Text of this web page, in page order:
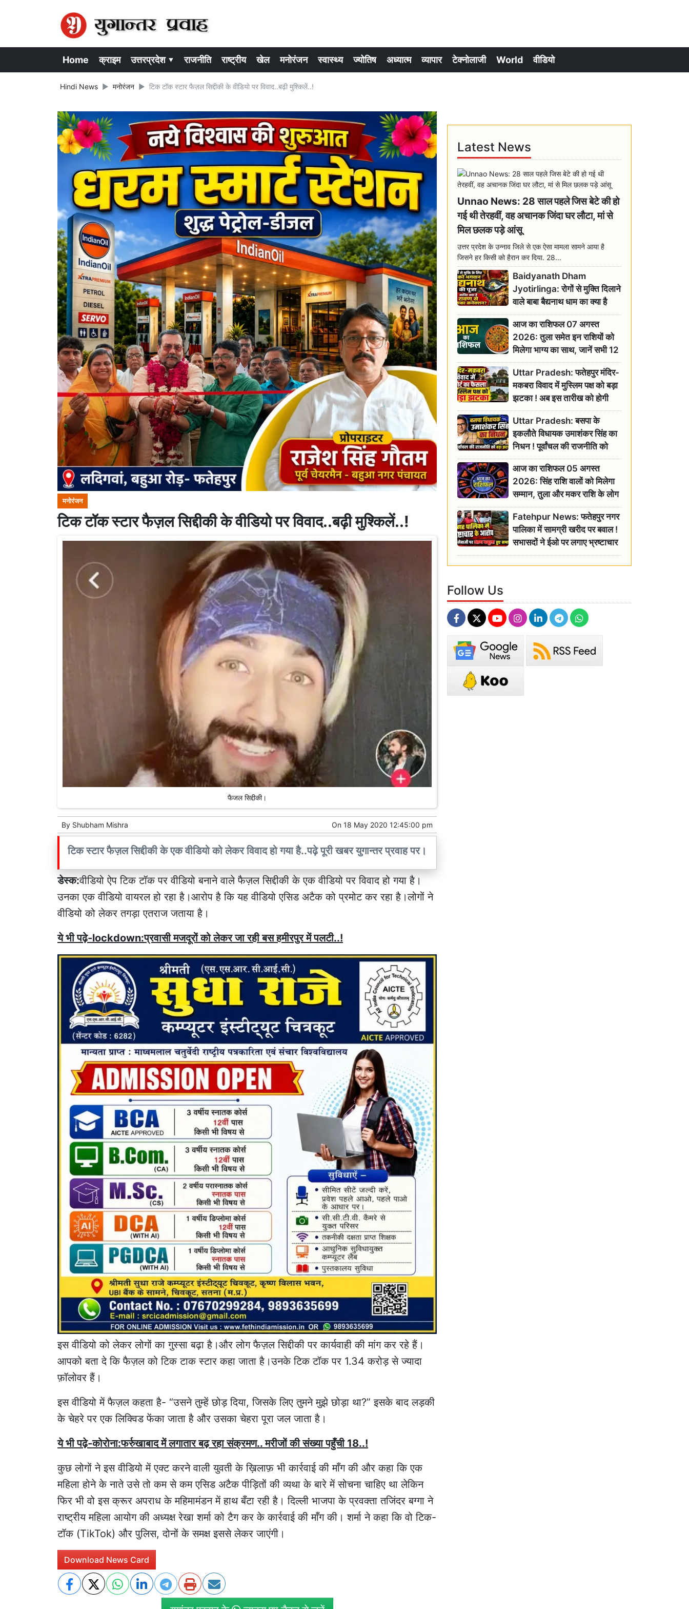
Home क्राइम उत्तरप्रदेश ▾ राजनीति राष्ट्रीय खेल मनोरंजन स्वास्थ्य ज्योतिष अध्यात्म व्यापार टेक्नोलाजी World वीडियो
Hindi News मनोरंजन टिक टॉक स्टार फैज़ल सिद्दीकी के वीडियो पर विवाद..बढ़ी मुश्किलें..!
मनोरंजन
टिक टॉक स्टार फैज़ल सिद्दीकी के वीडियो पर विवाद..बढ़ी मुश्किलें..!
फैजल सिद्दीकी।
By Shubham Mishra On 18 May 2020 12:45:00 pm
टिक स्टार फैज़ल सिद्दीकी के एक वीडियो को लेकर विवाद हो गया है..पढ़े पूरी खबर युगान्तर प्रवाह पर।
डेस्क:वीडियो ऐप टिक टॉक पर वीडियो बनाने वाले फैज़ल सिद्दीकी के एक वीडियो पर विवाद हो गया है।
उनका एक वीडियो वायरल हो रहा है।आरोप है कि यह वीडियो एसिड अटैक को प्रमोट कर रहा है।लोगों ने
वीडियो को लेकर तगड़ा एतराज जताया है।
ये भी पढ़े-lockdown:प्रवासी मजदूरों को लेकर जा रही बस हमीरपुर में पलटी..!
इस वीडियो को लेकर लोगों का गुस्सा बढ़ा है।और लोग फैज़ल सिद्दीकी पर कार्यवाही की मांग कर रहे हैं।
आपको बता दे कि फैज़ल को टिक टाक स्टार कहा जाता है।उनके टिक टॉक पर 1.34 करोड़ से ज्यादा
फ़ॉलोवर हैं।
इस वीडियो में फैज़ल कहता है- “उसने तुम्हें छोड़ दिया, जिसके लिए तुमने मुझे छोड़ा था?” इसके बाद लड़की
के चेहरे पर एक लिक्विड फेंका जाता है और उसका चेहरा पूरा जल जाता है।
ये भी पढ़े-कोरोना:फर्रुखाबाद में लगातार बढ़ रहा संक्रमण.. मरीजों की संख्या पहुँची 18..!
कुछ लोगों ने इस वीडियो में एक्ट करने वाली युवती के ख़िलाफ़ भी कार्रवाई की माँग की और कहा कि एक
महिला होने के नाते उसे तो कम से कम एसिड अटैक पीड़ितों की व्यथा के बारे में सोचना चाहिए था लेकिन
फिर भी वो इस क्रूर अपराध के महिमामंडन में हाथ बँटा रही है। दिल्ली भाजपा के प्रवक्ता तजिंदर बग्गा ने
राष्ट्रीय महिला आयोग की अध्यक्ष रेखा शर्मा को टैग कर के कार्रवाई की माँग की। शर्मा ने कहा कि वो टिक-
टॉक (TikTok) और पुलिस, दोनों के समक्ष इससे लेकर जाएंगी।
Download News Card
Latest News
Unnao News: 28 साल पहले जिस बेटे की हो
गई थी तेरहवीं, वह अचानक जिंदा घर लौटा, मां से
मिल छलक पड़े आंसू
उत्तर प्रदेश के उन्नाव जिले से एक ऐसा मामला सामने आया है
जिसने हर किसी को हैरान कर दिया. 28...
Baidyanath Dham
Jyotirlinga: रोगों से मुक्ति दिलाने
वाले बाबा बैद्यनाथ धाम का क्या है
रावण से संबंध? जानिए ज्योतिर्लिंग की
महिमा
आज का राशिफल 07 अगस्त
2026: तुला समेत इन राशियों को
मिलेगा भाग्य का साथ, जानें सभी 12
राशियों का दैनिक भाग्यफल
Uttar Pradesh: फतेहपुर मंदिर-
मकबरा विवाद में मुस्लिम पक्ष को बड़ा
झटका ! अब इस तारीख को होगी
सुनवाई
Uttar Pradesh: बसपा के
इकलौते विधायक उमाशंकर सिंह का
निधन ! पूर्वांचल की राजनीति को
बड़ा झटका, योगी ने जताया दुःख
आज का राशिफल 05 अगस्त
2026: सिंह राशि वालों को मिलेगा
सम्मान, तुला और मकर राशि के लोग
रहें सतर्क
Fatehpur News: फतेहपुर नगर
पालिका में सामग्री खरीद पर बवाल !
सभासदों ने ईओ पर लगाए भ्रष्टाचार
के गंभीर आरोप
Follow Us